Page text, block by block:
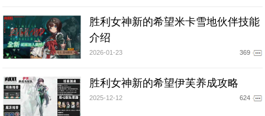
胜利女神新的希望米卡雪地伙伴技能
介绍
2026-01-23 369
胜利女神新的希望伊芙养成攻略
2025-12-12 624